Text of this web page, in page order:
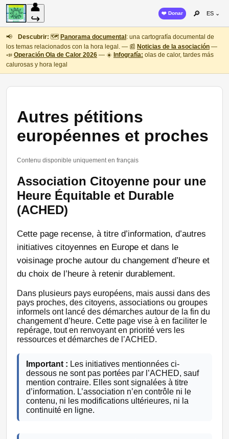
👤
↪
❤️ Donar 🔎 ES ⌄
📢 Descubrir: 🗺️ Panorama documental : una cartografía documental de
los temas relacionados con la hora legal. — 📰 Noticias de la asociación —
📣 Operación Ola de Calor 2026 — ☀️ Infografía: olas de calor, tardes más
calurosas y hora legal
Autres pétitions
européennes et proches
Contenu disponible uniquement en français
Association Citoyenne pour une
Heure Équitable et Durable
(ACHED)
Cette page recense, à titre d’information, d’autres
initiatives citoyennes en Europe et dans le
voisinage proche autour du changement d’heure et
du choix de l’heure à retenir durablement.
Dans plusieurs pays européens, mais aussi dans des
pays proches, des citoyens, associations ou groupes
informels ont lancé des démarches autour de la fin du
changement d’heure. Cette page vise à en faciliter le
repérage, tout en renvoyant en priorité vers les
ressources et démarches de l’ACHED.
Important : Les initiatives mentionnées ci-
dessous ne sont pas portées par l’ACHED, sauf
mention contraire. Elles sont signalées à titre
d’information. L’association n’en contrôle ni le
contenu, ni les modifications ultérieures, ni la
continuité en ligne.